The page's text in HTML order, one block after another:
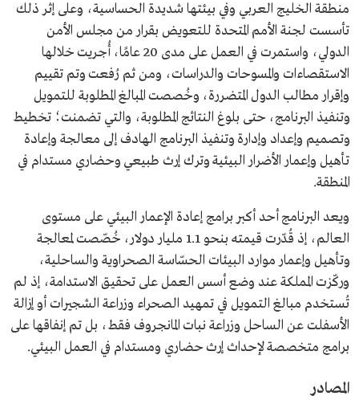
منطقة الخليج العربي وفي بيئتها شديدة الحساسية، وعلى إثر ذلك
تأسست لجنة الأمم المتحدة للتعويض بقرار من مجلس الأمن
الدولي، واستمرت في العمل على مدى 20 عامًا، أُجريت خلالها
الاستقصاءات والمسوحات والدراسات، ومن ثم رُفعت وتم تقييم
وإقرار مطالب الدول المتضررة، وخُصصت المبالغ المطلوبة للتمويل
وتنفيذ البرنامج، حتى بلوغ النتائج المطلوبة، والتي تضمنت؛ تخطيط
وتصميم وإعداد وإدارة وتنفيذ البرنامج الهادف إلى معالجة وإعادة
تأهيل وإعمار الأضرار البيئية وترك إرث طبيعي وحضاري مستدام في
المنطقة.
ويعد البرنامج أحد أكبر برامج إعادة الإعمار البيئي على مستوى
العالم، إذ قُدّرت قيمته بنحو 1.1 مليار دولار، خُصّصت لمعالجة
وتأهيل وإعمار موارد البيئات الحسّاسة الصحراوية والساحلية،
وركّزت المملكة عند وضع أسس العمل على تحقيق الاستدامة، إذ لم
تُستخدم مبالغ التمويل في تمهيد الصحراء وزراعة الشجيرات أو إزالة
الأسفلت عن الساحل وزراعة نبات المانجروف فقط، بل تم إنفاقها على
برامج متخصصة لإحداث إرث حضاري ومستدام في العمل البيئي.
المصادر